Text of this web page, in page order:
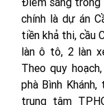
chính là dự án
tiền khả thi, cầu
Theo quy
phà Bình Khánh,
trung tâm